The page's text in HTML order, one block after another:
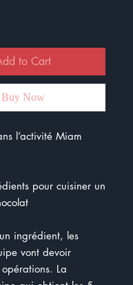
to Cart
Buy Now
l’activité Miam
pour cuisiner un
ingrédient, les
vont devoir
La